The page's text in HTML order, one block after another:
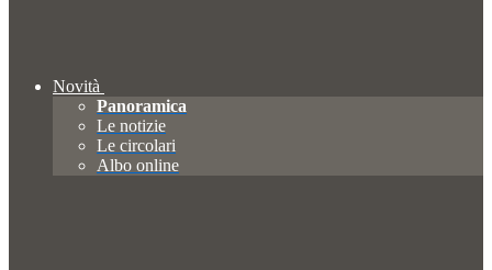
Novità
Panoramica
Le notizie
Le circolari
Albo online